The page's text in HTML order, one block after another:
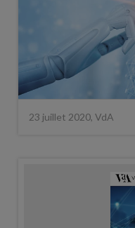
23 juillet 2020, VdA